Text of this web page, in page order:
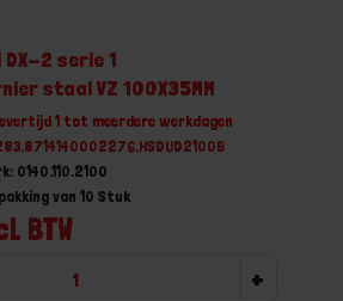
DX-2 serie 1
staal VZ 100X35MM
1 tot meerdere werkdagen
0140.110.2100
BTW
van 10 Stuk
+